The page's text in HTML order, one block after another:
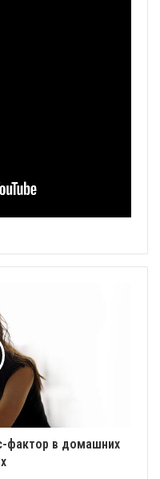
фактор в домашних